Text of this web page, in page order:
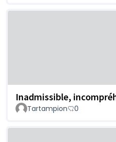
Inadmissible,
Tartampion 0